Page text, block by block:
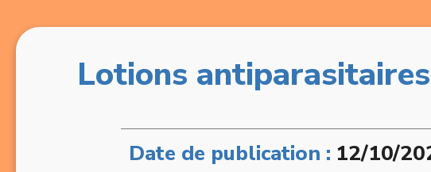
Lotions
Date de publication : 12/10/